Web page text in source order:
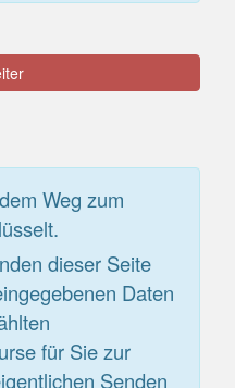
Weg zum
dieser Seite
Daten
für Sie zur
Senden